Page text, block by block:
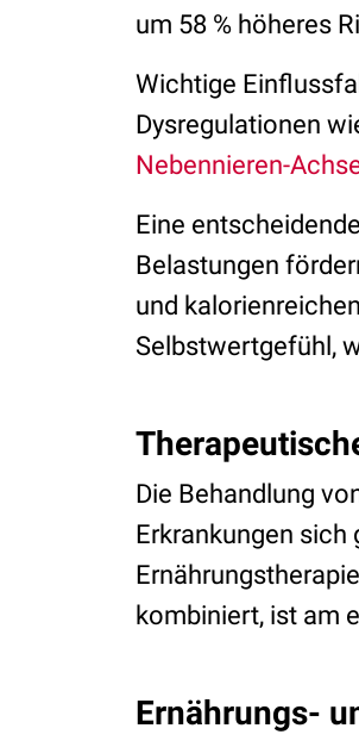
um 58 % höheres
Wichtige
Dysregulationen
Nebennieren-
Eine
Belastungen
und
Selbstwertgefühl,
Die Behandlung
Erkrankungen sich
kombiniert, ist am
Ernährungs-